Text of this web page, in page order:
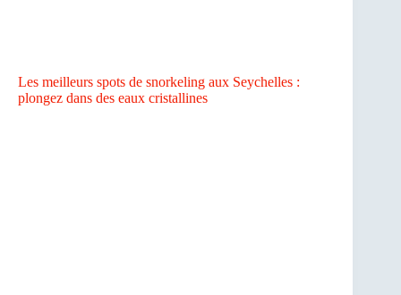
Les meilleurs spots de snorkeling aux Seychelles :
plongez dans des eaux cristallines